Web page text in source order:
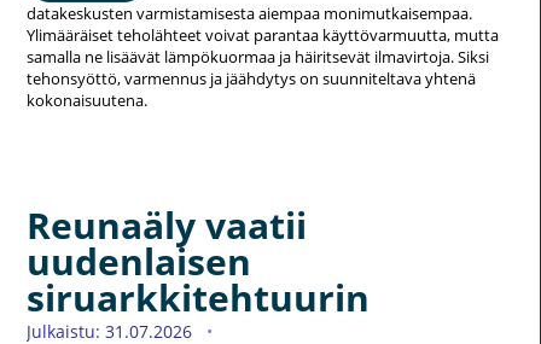
datakeskusten varmistamisesta aiempaa monimutkaisempaa.
Ylimääräiset teholähteet voivat parantaa käyttövarmuutta, mutta
samalla ne lisäävät lämpökuormaa ja häiritsevät ilmavirtoja. Siksi
tehonsyöttö, varmennus ja jäähdytys on suunniteltava yhtenä
kokonaisuutena.
Reunaäly vaatii
uudenlaisen
siruarkkitehtuurin
Julkaistu: 31.07.2026